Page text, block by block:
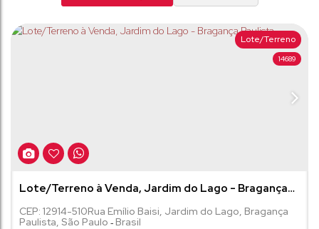
14689
Lote/Terreno
Lote/Terreno à Venda, Jardim do Lago - Bragança
Paulista
CEP: 12914-510Rua Emílio Baisi, Jardim do Lago, Bragança
Paulista, São Paulo Brasil